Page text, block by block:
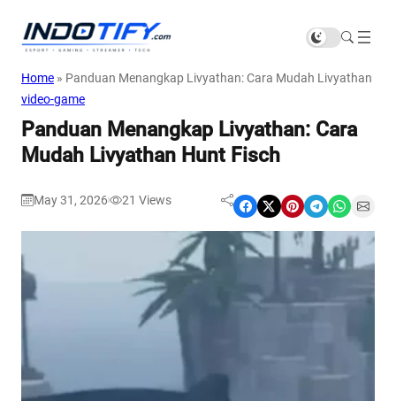
Home » Panduan Menangkap Livyathan: Cara Mudah Livyathan
video-game
Panduan Menangkap Livyathan: Cara
Mudah Livyathan Hunt Fisch
May 31, 2026 21 Views Share on Facebook Share on X Share on Pinterest Share on Telegram Share on WhatsApp Share on Email